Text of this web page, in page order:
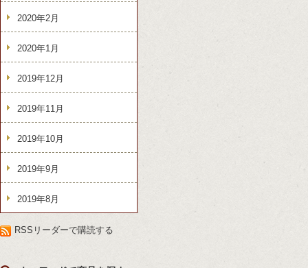
2020年2月
2020年1月
2019年12月
2019年11月
2019年10月
2019年9月
2019年8月
RSSリーダーで購読する